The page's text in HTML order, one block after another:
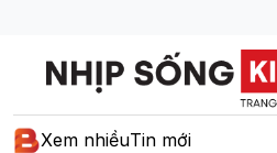
Xem nhiềuTin mới